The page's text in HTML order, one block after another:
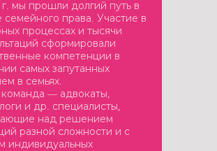
г. мы прошли долгий путь в
семейного права. Участие в
процессах и тысячи
сформировали
компетенции в
самых запутанных
в семьях.
— адвокаты,
и др. специалисты,
над решением
разной сложности и с
индивидуальных